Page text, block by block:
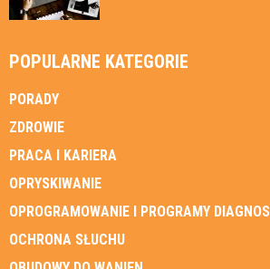
POPULARNE KATEGORIE
PORADY
ZDROWIE
PRACA I KARIERA
OPRYSKIWANIE
OPROGRAMOWANIE I PROGRAMY
OCHRONA SŁUCHU